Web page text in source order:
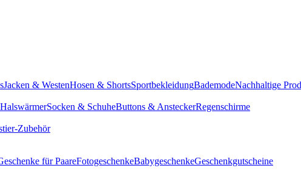
Jacken & WestenHosen & ShortsSportbekleidungBademodeNachhaltige
HalswärmerSocken & SchuheButtons & AnsteckerRegenschirme
Zubehör
für PaareFotogeschenkeBabygeschenkeGeschenkgutscheine